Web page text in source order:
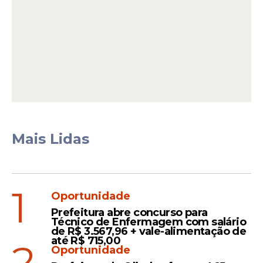
Leia Também
Declaração
Irã agradece ao Brasil por
condenar ataques dos EUA
Mais Lidas
1
Oportunidade
Prefeitura abre concurso para
Técnico de Enfermagem com salário
de R$ 3.567,96 + vale-alimentação de
até R$ 715,00
Oportunidade